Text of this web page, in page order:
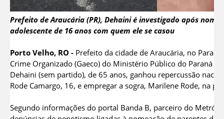
Prefeito de Araucária (PR), Dehaini é investigado após
adolescente de 16 anos com quem ele se casou
Porto Velho, RO - Prefeito da cidade de Araucária, no
Crime Organizado (Gaeco) do Ministério Público do Paraná
Dehaini (sem partido), de 65 anos, ganhou repercussão
Rode Camargo, 16, e empregar a sogra, Marilene Rode, na
Segundo informações do portal Banda B, parceiro do